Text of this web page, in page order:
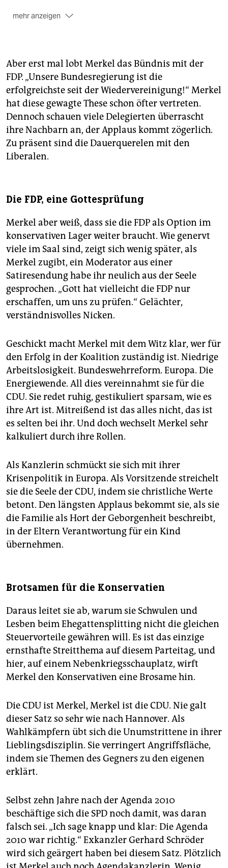
mehr anzeigen
zur Fortsetzung von Schwarz-Gelb nach der
Bundestagswahl 2013. „Ich rate Union und FDP,
glasklar für eine Fortsetzung unseres Bündnisses
einzustehen“, sagte Westerwelle am Dienstag.(cja)
Aber erst mal lobt Merkel das Bündnis mit der
FDP. „Unsere Bundesregierung ist die
erfolgreichste seit der Wiedervereinigung!“ Merkel
hat diese gewagte These schon öfter vertreten.
Dennoch schauen viele Delegierten überrascht
ihre Nachbarn an, der Applaus kommt zögerlich.
Zu präsent sind die Dauerquerelen mit den
Liberalen.
Die FDP, eine Gottesprüfung
Merkel aber weiß, dass sie die FDP als Option im
konservativen Lager weiter braucht. Wie genervt
viele im Saal sind, zeigt sich wenig später, als
Merkel zugibt, ein Moderator aus einer
Satiresendung habe ihr neulich aus der Seele
gesprochen. „Gott hat vielleicht die FDP nur
erschaffen, um uns zu prüfen.“ Gelächter,
verständnisvolles Nicken.
Geschickt macht Merkel mit dem Witz klar, wer für
den Erfolg in der Koalition zuständig ist. Niedrige
Arbeitslosigkeit. Bundeswehrreform. Europa. Die
Energiewende. All dies vereinnahmt sie für die
CDU. Sie redet ruhig, gestikuliert sparsam, wie es
ihre Art ist. Mitreißend ist das alles nicht, das ist
es selten bei ihr. Und doch wechselt Merkel sehr
kalkuliert durch ihre Rollen.
Als Kanzlerin schmückt sie sich mit ihrer
Krisenpolitik in Europa. Als Vorsitzende streichelt
sie die Seele der CDU, indem sie christliche Werte
betont. Den längsten Applaus bekommt sie, als sie
die Familie als Hort der Geborgenheit beschreibt,
in der Eltern Verantwortung für ein Kind
übernehmen.
Brotsamen für die Konservatien
Daraus leitet sie ab, warum sie Schwulen und
Lesben beim Ehegattensplitting nicht die gleichen
Steuervorteile gewähren will. Es ist das einzige
ernsthafte Streitthema auf diesem Parteitag, und
hier, auf einem Nebenkriegsschauplatz, wirft
Merkel den Konservativen eine Brosame hin.
Die CDU ist Merkel, Merkel ist die CDU. Nie galt
dieser Satz so sehr wie nach Hannover. Als
Wahlkämpfern übt sich die Unumstrittene in ihrer
Lieblingsdisziplin. Sie verringert Angriffsfläche,
indem sie Themen des Gegners zu den eigenen
erklärt.
Selbst zehn Jahre nach der Agenda 2010
beschäftige sich die SPD noch damit, was daran
falsch sei. „Ich sage knapp und klar: Die Agenda
2010 war richtig.“ Exkanzler Gerhard Schröder
wird sich geärgert haben bei diesem Satz. Plötzlich